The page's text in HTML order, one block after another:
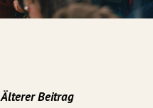
Älterer Beitrag